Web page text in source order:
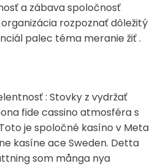
a zábava spoločnosť
rozpoznať dôležitý
palec téma meranie žiť .
: Stovky z vydržať
fide cassino atmosféra s
je spoločné kasíno v Meta
kasíne ace Sweden. Detta
som många nya